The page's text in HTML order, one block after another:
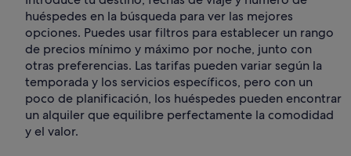
huéspedes en la búsqueda para ver las mejores
opciones. Puedes usar filtros para establecer un rango
de precios mínimo y máximo por noche, junto con
otras preferencias. Las tarifas pueden variar según la
temporada y los servicios específicos, pero con un
poco de planificación, los huéspedes pueden encontrar
un alquiler que equilibre perfectamente la comodidad
y el valor.